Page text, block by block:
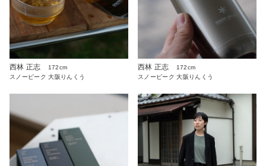
西林 正志
172cm
スノーピーク 大阪りんくう
西林 正志
172cm
スノーピーク 大阪りんくう